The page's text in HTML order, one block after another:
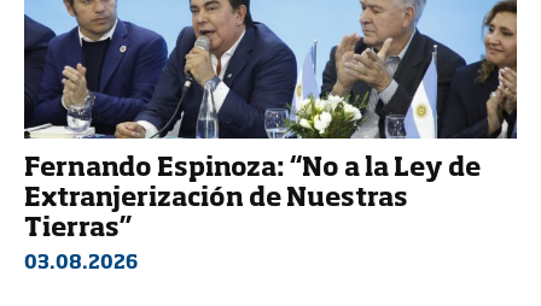
Fernando Espinoza: “No a la Ley de
Extranjerización de Nuestras
Tierras”
03.08.2026